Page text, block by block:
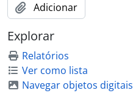
Adicionar
Explorar
Relatórios
Ver como lista
Navegar objetos digitais